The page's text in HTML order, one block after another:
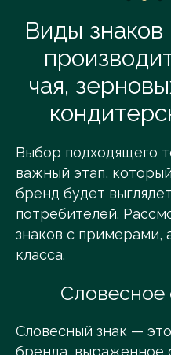
Виды
чая,
Выбор подходящего
важный этап,
бренд будет
потребителей.
знаков с примерами,
класса.
Словесное
Словесный знак —